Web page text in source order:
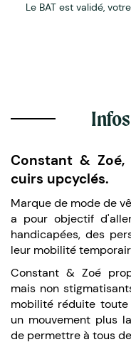
Le BAT est validé,
Constant &
cuirs upcyclés.
Marque de mode de
a pour objectif
handicapées, des
leur mobilité
Constant & Zoé
mais non
mobilité réduite
un mouvement plus
de permettre à tous